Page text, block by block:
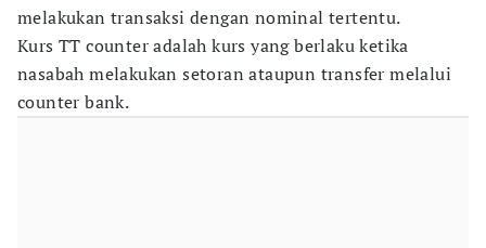
melakukan transaksi dengan nominal tertentu.
Kurs TT counter adalah kurs yang berlaku ketika
nasabah melakukan setoran ataupun transfer melalui
counter bank.